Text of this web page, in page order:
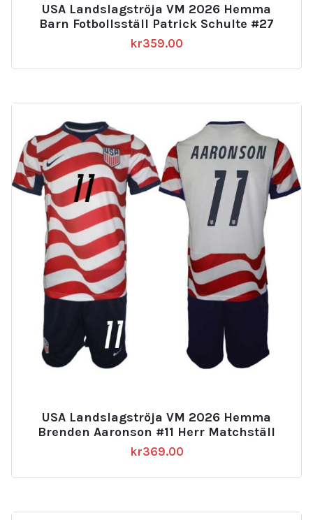
USA Landslagströja VM 2026 Hemma
Barn Fotbollsställ Patrick Schulte #27
kr359.00
USA Landslagströja VM 2026 Hemma
Brenden Aaronson #11 Herr Matchställ
kr369.00